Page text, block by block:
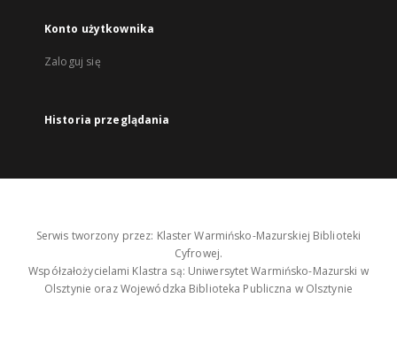
Konto użytkownika
Zaloguj się
Historia przeglądania
Serwis tworzony przez: Klaster Warmińsko-Mazurskiej Biblioteki
Cyfrowej.
Współzałożycielami Klastra są: Uniwersytet Warmińsko-Mazurski w
Olsztynie oraz Wojewódzka Biblioteka Publiczna w Olsztynie